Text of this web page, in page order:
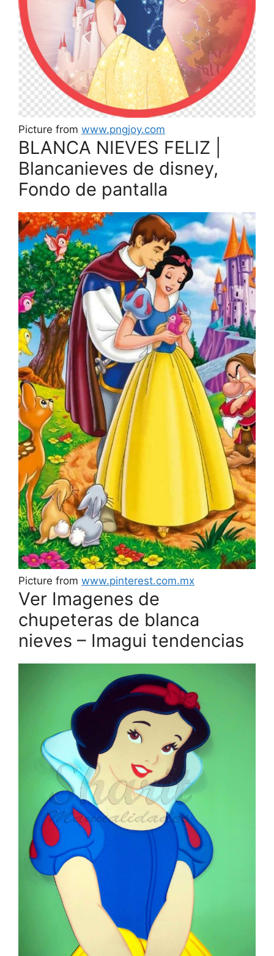
Picture from www.pngjoy.com
BLANCA NIEVES FELIZ |
Blancanieves de disney,
Fondo de pantalla
Picture from www.pinterest.com.mx
Ver Imagenes de
chupeteras de blanca
nieves – Imagui tendencias